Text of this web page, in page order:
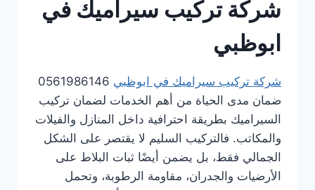
شركة تركيب سيراميك في
ابوظبي
شركة تركيب سيراميك في ابوظبي 0561986146
ضمان مدى الحياة من أهم الخدمات لضمان تركيب
السيراميك بطريقة احترافية داخل المنازل والفيلات
والمكاتب. فالتركيب السليم لا يقتصر على الشكل
الجمالي فقط، بل يضمن أيضًا ثبات البلاط على
الأرضيات والجدران، مقاومة الرطوبة، وتحمل